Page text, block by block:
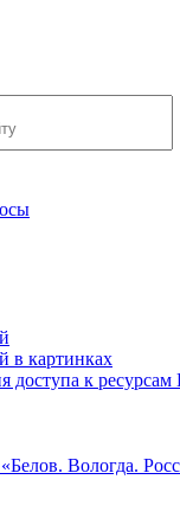
в картинках
доступа к ресурсам
Вологда.